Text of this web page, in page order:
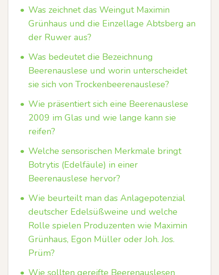
• Was zeichnet das Weingut Maximin
Grünhaus und die Einzellage Abtsberg an
der Ruwer aus?
• Was bedeutet die Bezeichnung
Beerenauslese und worin unterscheidet
sie sich von Trockenbeerenauslese?
• Wie präsentiert sich eine Beerenauslese
2009 im Glas und wie lange kann sie
reifen?
• Welche sensorischen Merkmale bringt
Botrytis (Edelfäule) in einer
Beerenauslese hervor?
• Wie beurteilt man das Anlagepotenzial
deutscher Edelsüßweine und welche
Rolle spielen Produzenten wie Maximin
Grünhaus, Egon Müller oder Joh. Jos.
Prüm?
• Wie sollten gereifte Beerenauslesen